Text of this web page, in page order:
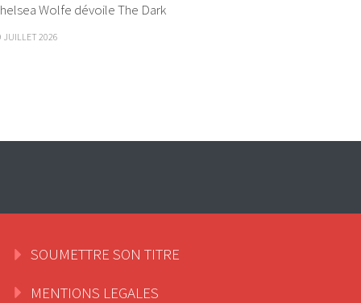
Wolfe dévoile The Dark
JUILLET 2026
SOUMETTRE SON TITRE
MENTIONS LEGALES